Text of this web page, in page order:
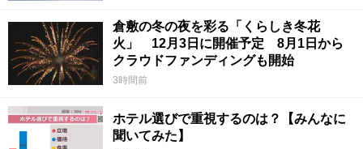
倉敷の冬の夜を彩る「くらしき冬花
火」 12月3日に開催予定 8月1日から
クラウドファンディングも開始
3時間前
ホテル選びで重視するのは？【みんなに
聞いてみた】